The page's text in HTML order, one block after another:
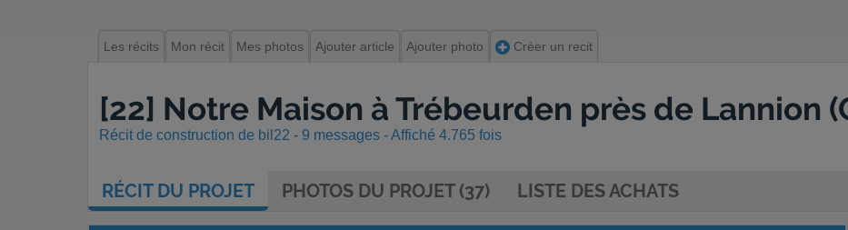
Les récits Mon récit Mes photos Ajouter article Ajouter photo Créer un recit
[22] Notre Maison à Trébeurden près de Lannion
Récit de construction de bil22 - 9 messages - Affiché 4.765 fois
RÉCITDU PROJET PHOTOS DU PROJET (37) LISTE DES ACHATS